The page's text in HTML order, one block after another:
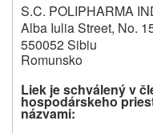
S.C. POLIPHARMA
Alba Iulia Street, No.
550052 Sibiu
Romunsko
Liek je schválený v
hospodárskeho
názvami: